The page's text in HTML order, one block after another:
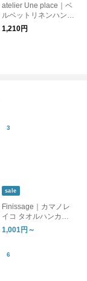
atelier Une place｜ベ
ルベットリネンハンカ
チ［ギフト/贈り物］
1,210円
sale
Finissage｜カマノレ
イコ タオルハンカチ
「ねこの暮らし。」
[ゆうパケット対応] ギ
1,001円～